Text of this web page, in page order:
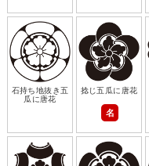
石持ち地抜き五
瓜に唐花
捻じ五瓜に唐花
名